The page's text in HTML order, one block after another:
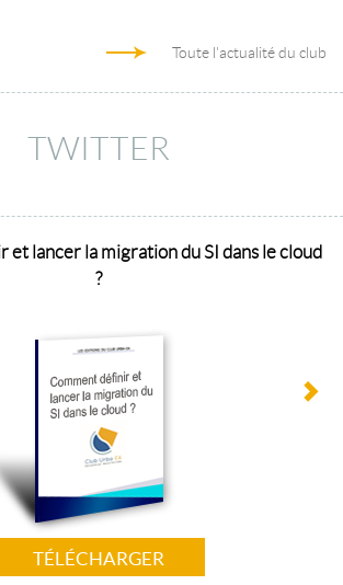
Toute l'actualité du club
TWITTER
et lancer la migration du SI dans le cloud
?
TÉLÉCHARGER